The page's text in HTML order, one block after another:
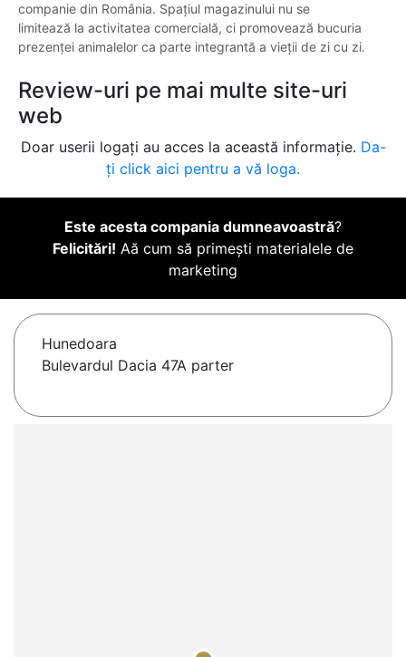
companie din România. Spațiul magazinului nu se
limitează la activitatea comercială, ci promovează bucuria
prezenței animalelor ca parte integrantă a vieții de zi cu zi.
Review-uri pe mai multe site-uri
web
Doar userii logați au acces la această informație. Da-
ți click aici pentru a vă loga.
Este acesta compania dumneavoastră?
Felicitări! Aă cum să primești materialele de
marketing
Hunedoara
Bulevardul Dacia 47A parter